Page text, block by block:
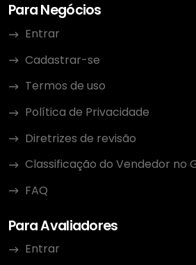
Para Negócios
Entrar
Cadastrar-se
Termos de uso
Política de Privacidade
Diretrizes de revisão
Classificação do Vendedor no
FAQ
Para Avaliadores
Entrar